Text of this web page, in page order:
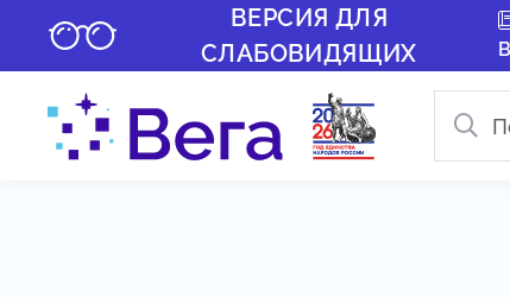
ВЕРСИЯ ДЛЯ
СЛАБОВИДЯЩИХ